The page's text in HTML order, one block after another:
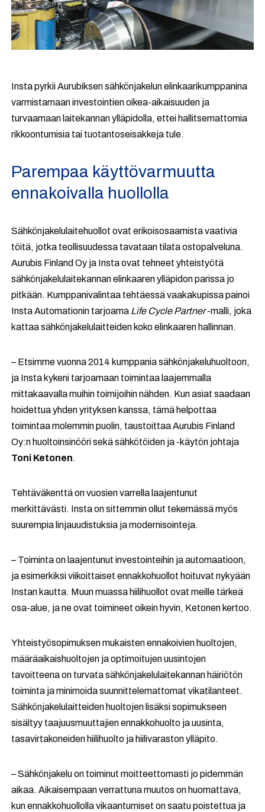
Insta pyrkii Aurubiksen sähkönjakelun elinkaarikumppanina
varmistamaan investointien oikea-aikaisuuden ja
turvaamaan laitekannan ylläpidolla, ettei hallitsemattomia
rikkoontumisia tai tuotantoseisakkeja tule.
Parempaa käyttövarmuutta
ennakoivalla huollolla
Sähkönjakelulaitehuollot ovat erikoisosaamista vaativia
töitä, jotka teollisuudessa tavataan tilata ostopalveluna.
Aurubis Finland Oy ja Insta ovat tehneet yhteistyötä
sähkönjakelulaitekannan elinkaaren ylläpidon parissa jo
pitkään. Kumppanivalintaa tehtäessä vaakakupissa painoi
Insta Automationin tarjoama Life Cycle Partner-malli, joka
kattaa sähkönjakelulaitteiden koko elinkaaren hallinnan.
– Etsimme vuonna 2014 kumppania sähkönjakeluhuoltoon,
ja Insta kykeni tarjoamaan toimintaa laajemmalla
mittakaavalla muihin toimijoihin nähden. Kun asiat saadaan
hoidettua yhden yrityksen kanssa, tämä helpottaa
toimintaa molemmin puolin, taustoittaa Aurubis Finland
Oy:n huoltoinsinööri sekä sähkötöiden ja -käytön johtaja
Toni Ketonen.
Tehtäväkenttä on vuosien varrella laajentunut
merkittävästi. Insta on sittemmin ollut tekemässä myös
suurempia linjauudistuksia ja modernisointeja.
– Toiminta on laajentunut investointeihin ja automaatioon,
ja esimerkiksi viikoittaiset ennakkohuollot hoituvat nykyään
Instan kautta. Muun muassa hiilihuollot ovat meille tärkeä
osa-alue, ja ne ovat toimineet oikein hyvin, Ketonen kertoo.
Yhteistyösopimuksen mukaisten ennakoivien huoltojen,
määräaikaishuoltojen ja optimoitujen uusintojen
tavoitteena on turvata sähkönjakelulaitekannan häiriötön
toiminta ja minimoida suunnittelemattomat vikatilanteet.
Sähkönjakelulaitteiden huoltojen lisäksi sopimukseen
sisältyy taajuusmuuttajien ennakkohuolto ja uusinta,
tasavirtakoneiden hiilihuolto ja hiilivaraston ylläpito.
– Sähkönjakelu on toiminut moitteettomasti jo pidemmän
aikaa. Aikaisempaan verrattuna muutos on huomattava,
kun ennakkohuollolla vikaantumiset on saatu poistettua ja